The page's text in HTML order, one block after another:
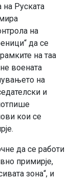
на Руската
на
да се
на таа
воената
на
и
кои се
да се работи
примирје,
зона“, и